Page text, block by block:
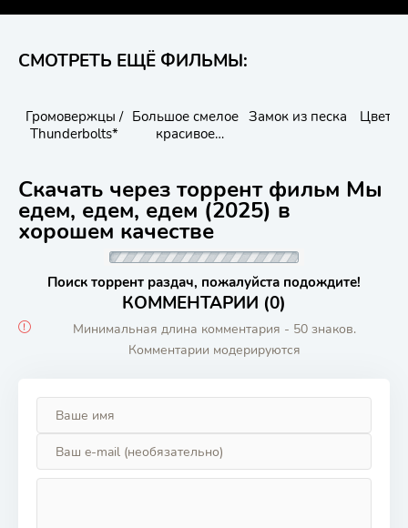
СМОТРЕТЬ ЕЩЁ ФИЛЬМЫ:
Громовержцы /
Thunderbolts*
Большое смелое
красивое
Замок из песка Цвета
Скачать через торрент фильм Мы
едем, едем, едем (2025) в
хорошем качестве
Поиск торрент раздач, пожалуйста подождите!
КОММЕНТАРИИ (0)
Минимальная длина комментария - 50 знаков.
Комментарии модерируются